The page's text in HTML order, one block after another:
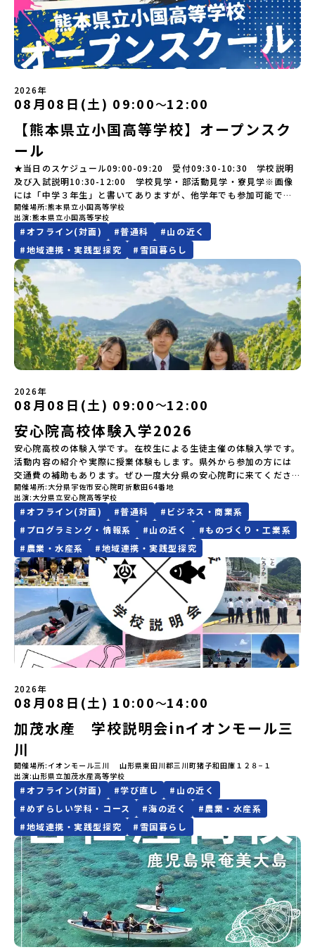
開始日の前日：40％・プログラム開始日当日：50％・ご連絡無しで
の不参加またはプログラム開始後の解除：100％・催行中止について
天候などの状況等によって開催を見合わせる可能性があります。そ
の場合は原則、開催日1週間前までにご連絡いたします。又、最少催
行人数に達しなかった場合は、開催日3週間前までに催行中止の旨を
メールにてご連絡いたします。・よくあるご質問その他、よくある
ご質問についてはこちらをご確認ください。運営団体について＜プ
ログラム主催：一般財団法人地域・教育魅力化プラットフォーム＞
「意志ある若者にあふれる持続可能な地域・社会をつくる」という
ビジョンを掲げ、2017年3月に島根県に設立した教育事業団体で
す。日本全国約200の高校と連携しながら、中学卒業後に地域の枠を
越えて生徒一人ひとりの夢や価値観に合った地域・学校で1〜3年間
過ごすことができるシステム「地域みらい留学」をはじめとした、
教育事業や地域活性モデルをつくり続けています。名 称：一般財
団法人地域・教育魅力化プラットフォーム設 立：2017年3月代表
者：岩本 悠所在地：〒690-0842 島根県松江市東本町二丁目25-6
みらいBASE2階 その他所在地公式HP：http://c-platform.or.jp/
お問い合わせ先担当：小川・小原E-mail：info@miratabi.jp「お
ためし地域留学体験」のプログラム開催情報を公式LINEにて配信
中！ぜひご登録ください♪地域みらい留学公式LINE
けど大丈夫？」「どんな体験ができるの？」そんな保護者様の不安
や、中学生のみなさんの素朴な疑問にスタッフが直接お答えしま
す。チャットでの質問も可能ですので、ぜひご自宅からリラックス
してご参加ください。▼お申し込み前に必ずご確認ください・参加
規約への同意プログラムへの参加申し込みいただく前に、「お申し
い。・抽選による参加者決定についてお申込みいただいた方の中か
ら抽選の上、締め切り日から1週間を目途に、お申し込み時に記入い
ただいたメールアドレス宛に「当選／落選メール」をお送りいたし
ます。当選者は、メールに記載された「当選確認フォーム」に３日
ていただきます。当選確認フォームの期日までにご回答いただけな
い場合は、当選を取り消しとさせていただきます。当選取り消しが
あった場合は、繰り上げ当選者へご連絡させていただきます。登録
メールアドレスの変更をご希望の場合は下記の地域みらい留学公式
LINEよりご連絡をお願いします。※受信制限設定をしていると、通
知メールをお受け取りいただけません。その場合は、
「@miratabi.jp」からのメールを受信できるよう設定をお願いいた
します。※結果に関する個別のお問合せにはお答えしておりません
ので、ご了承ください。・お申し込みについてお申込はお一人様1回
限りです。PC・スマートフォンからお申込ください。申込後の内容
変更はできません。お申込時は、メールアドレスの入力間違いにご
注意ください。・宿泊について１室に複数(同性2～4名程度)で宿泊
いただく予定です。・食事アレルギー対応について個別の詳細なア
レルギー対応希望にはお応えしかねる場合がございます。対応が必
要な場合は必ず事前にご相談ください。・参加取消や急遽参加でき
なくなった場合について参加決定後の参加お取り消しはご遠慮下さ
い。やむを得ないお取り消しの場合はお早めに事務局までご連絡く
合、以下のルールに沿って対応させていただきます。ご了承くださ
い。プログラム開催日の前日＜7月27日＞から、【キャンセルのご連
絡日：お支払いいただく旅行代金】・21日目にあたる日以前：無
料・20日目-8日目：20％・7日目-2日目：30％・プログラム開始日
の前日：40％・プログラム開始日当日：50％・ご連絡無しでの不参
加またはプログラム開始後の解除：100％・催行中止について天候な
どの状況等によって開催を見合わせる可能性があります。その場合
は原則、開催日1週間前までにご連絡いたします。又、最少催行人数
に達しなかった場合は、開催日3週間前までに催行中止の旨をメール
にてご連絡いたします。・よくあるご質問その他、よくあるご質問
についてはこちらをご確認ください。運営団体について＜プログラ
ム主催：一般財団法人地域・教育魅力化プラットフォーム＞「意志
ある若者にあふれる持続可能な地域・社会をつくる」というビジョ
ンを掲げ、2017年3月に島根県に設立した教育事業団体です。日本
全国約200の高校と連携しながら、中学卒業後に地域の枠を越えて生
徒一人ひとりの夢や価値観に合った地域・学校で1〜3年間過ごすこ
とができるシステム「地域みらい留学」をはじめとした、教育事業
や地域活性モデルをつくり続けています。名 称：一般財団法人地
域・教育魅力化プラットフォーム設 立：2017年3月代表者：岩本
悠所在地：〒690-0842 島根県松江市東本町二丁目25-6 みらい
BASE2階 その他所在地公式HP：http://c-platform.or.jp/お問い
地域留学体験」のプログラム開催情報を公式LINEにて配信中！ぜひ
ご登録ください♪地域みらい留学公式LINE
にあたり、保護者様が特に気になる「安全面」や「事務局のサポー
ト体制」についても詳しく解説しています。ぜひ、ご自宅からお気
軽にご視聴ください。🎬 [アーカイブ動画を視聴する]YouTube：
https://youtu.be/Yt8nd04aNgA?si=e5erbspvwz5O8_uF
【STEP 2】出水市・出水工業高校プログラム説明会〜「出水市・出
水工業高校」の内容を具体的に深掘りしたい方へ〜全体説明を聞い
たうえで、「出水市では具体的に何をするの？」「どんな町な
の？」という疑問にお答えする説明会です。出水市ならではの豊か
な文化や、2泊3日のプログラムの中身をたっぷりとお伝えします。
日 時： 6月9日日(水)19:00-19:45内 容： 出水市ってどんなとこ
ろ？プログラム詳細解説、質疑応答お申し込み：https://c-
mirai.jp/events/091247お気軽にどうぞ！「はじめての一人旅だ
けど大丈夫？」「どんな体験ができるの？」そんな保護者様の不安
や、中学生のみなさんの素朴な疑問にスタッフが直接お答えしま
す。チャットでの質問も可能ですので、ぜひご自宅からリラックス
してご参加ください。▼お申し込み前に必ずご確認ください・参加
規約への同意プログラムへの参加申し込みいただく前に、「お申し
込みに関する各規約」への同意が必須となります。ご確認くださ
い。・抽選による参加者決定についてお申込みいただいた方の中か
ら抽選の上、締め切り日から1週間を目途に、お申し込み時に記入い
ただいたメールアドレス宛に「当選／落選メール」をお送りいたし
ます。当選者は、メールに記載された「当選確認フォーム」に3日以
内に回答いただき、確認フォームの提出をもって参加確定とさせて
いただきます。当選確認フォームの期日までにご回答いただけない
場合は、当選を取り消しとさせていただきます。当選取り消しがあ
った場合は、繰り上げ当選者へご連絡させていただきます。登録メ
ールアドレスの変更をご希望の場合は下記の地域みらい留学公式
LINEよりご連絡をお願いします。※受信制限設定をしていると、通
「@miratabi.jp」からのメールを受信できるよう設定をお願いいた
します。※結果に関する個別のお問合せにはお答えしておりません
限りです。PC・スマートフォンからお申込ください。申込後の内容
変更はできません。お申込時は、メールアドレスの入力間違いにご
注意ください。・宿泊について１室に複数(同性2～4名程度)で宿泊
いただく予定です。・食事アレルギー対応について個別の詳細なア
レルギー対応希望にはお応えしかねる場合がございます。対応が必
要な場合は必ず事前にご相談ください。・参加取消や急遽参加でき
なくなった場合について参加決定後の参加お取り消しはご遠慮下さ
い。やむを得ないお取り消しの場合はお早めに事務局までご連絡く
ださい。・キャンセルポリシーやむを得ない参加お取り消しの場
合、以下のルールに沿って対応させていただきます。ご了承くださ
い。プログラム開催日の前日＜8月2日＞から、【キャンセルのご連
絡日：お支払いいただく旅行代金】・21日目にあたる日以前：無
料・20日目-8日目：20％・7日目-2日目：30％・プログラム開始日
の前日：40％・プログラム開始日当日：50％・ご連絡無しでの不参
加またはプログラム開始後の解除：100％・催行中止について天候な
どの状況等によって開催を見合わせる可能性があります。その場合
は原則、開催日1週間前までにご連絡いたします。又、最少催行人数
に達しなかった場合は、開催日3週間前までに催行中止の旨をメール
についてはこちらをご確認ください。運営団体について＜プログラ
ム主催：一般財団法人地域・教育魅力化プラットフォーム＞「意志
ある若者にあふれる持続可能な地域・社会をつくる」というビジョ
ンを掲げ、2017年3月に島根県に設立した教育事業団体です。日本
全国約200の高校と連携しながら、中学卒業後に地域の枠を越えて生
徒一人ひとりの夢や価値観に合った地域・学校で1〜3年間過ごすこ
とができるシステム「地域みらい留学」をはじめとした、教育事業
や地域活性モデルをつくり続けています。名 称：一般財団法人地
域・教育魅力化プラットフォーム設 立：2017年3月代表者：岩本
悠所在地：〒690-0842 島根県松江市東本町二丁目25-6 みらい
BASE2階公式HP：http://c-platform.or.jp/お問い合わせ先担
当：小川・小原E-mail：info@miratabi.jp「おためし地域留学体
験」のプログラム開催情報を公式LINEにて配信中！ぜひご登録くだ
さい♪地域みらい留学公式LINE
を使いながら、まちの魅力を一緒に探究してみませんか？地域と一
体になり「開拓者精神」を育む！「平舘（たいらだて）高校」と
は？今回のプログラムを一緒に過ごしてくれる高校生は「平舘（た
いらだて）高校」の生徒たち。この高校の特徴は「地域と一体にな
った探究教育」と「自分で考えて動くチカラを大切にしている」こ
自身が「探究プロジェクト」を企画し取り組むユニークな高校で
す。机の上で勉強するだけではない、実践的な探究やフィールドワ
ークを楽しむことができます。今回は、そんなエネルギッシュに活
躍する高校生と一緒に交流したり対話をしながら、町の文化・料理
を楽しみ、高校での活動のイメージをもつことができる絶好の機
会！この地域でしか味わえない豊かな体験をぜひ楽しんでください
🎵体験のおすすめポイント体験プログラム内容（予定）＜1日目＞
（PM）「オリエンテーション」「地熱染色・発電所見学」 -八幡
平市の自然を知る -地球のチカラを使ったアートづくり「ペンショ
ンで夕食」「1日目の振り返り」「星空観察」※希望者＜2日目＞
（AM）「平舘（たいらだて）高校見学」 -高校生活をイメージし
よう「郷土料理・BBQ」 -高校生・地元の方と交流を深める
（PM）「“八幡平市”体感ワークショップ」 -あけびづるで表札づく
り -学校周辺散策「ペンションで夕食」「2日目の振り返り」 -みん
なで振り返り対話＜3日目＞（AM）「大更駅複合施設の見学」「振
り返りワークショップ」 -個人での振り返り -グループでの振り
返り「お土産・昼食」（PM） 解散 ※天候の状況や参加人数によっ
てプログラムを変更する場合がございます。参加概要【開催場所】
岩手県八幡平市【実施日程】8月3日（月）〜8月5日（水）※参加が
確定した方には7月9日(木) 18:30～20：00に 「参加者向け事前オ
ンラインセッション」をご案内する予定です。【集合場所・時間】
14:30 解散【対象】中学2年生、中学3年生【宿泊先】ペンションき
らく※1室に複数(同性2～4名程度)で宿泊いただく予定です。【旅行
代金】無料※旅行代金に含まれる費用のうち、以下の内容が無料と
なります：・宿泊費（2泊分）・プログラム内のアクティビティ・体
験費用・一部の食事代*以下の費用は参加者のご負担となります・集
合場所までの往復交通費・お土産代や自由時間の個人飲食費などの
個人的費用【募集人数】最大10名（お申し込み多数の場合は抽選の
上決定）【参加者決定】お申し込み多数の場合は、締め切り後1週間
を目途に当落結果をご連絡いたします。【申し込み締切】6月8日
(月)12：00 から 6月22日(月) 12：00まで疑問も不安もワクワクに
変える！「おためし地域留学」ステップアップ説明会プログラムの
内容を詳しく知りたい方や、お申し込みを迷われている方向けに
Zoomでのオンライン配信を行います。知りたい情報のレベルに合
わせて、以下の2つのステップをご活用ください。【STEP 1】全体
オンライン説明会（アーカイブ動画を公開中！）〜まずは「おため
し地域留学」を知りたい方へ〜日本全国20以上の地域から選んで参
加できる「おためし地域留学」の全体像や魅力について、説明会を
開催しました。中学生一人での参加にあたり、保護者様が特に気に
なる「安全面」や「事務局のサポート体制」についても詳しく解説
しています。ぜひ、ご自宅からお気軽にご視聴ください。🎬 [アーカ
イブ動画を視聴する]YouTube：
https://youtu.be/Yt8nd04aNgA?si=e5erbspvwz5O8_uF
【STEP 2】プログラム説明会〜「八幡平市」の内容をもっと知りし
たい方へ〜全体説明を聞いたうえで、「プログラムで何をする
の？」「どんなまちなの？」という疑問にお答えする詳細配信で
す。2泊3日のプログラムの中身をお伝えします。日時：6月10日(水)
19：00〜20：00内容：どんなところ？プログラム詳細解説、質疑
応答紹介地域：鹿児島県出水市・出水工業高校/北海道標津町/岩手
県八幡平市/愛媛県鬼北町＊4つの地域のプログラムを1時間でぎゅっ
とお届けします。お申し込み：https://c-
mirai.jp/events/064069お気軽にどうぞ！「はじめての一人旅だ
けど大丈夫？」「どんな体験ができるの？」そんな保護者様の不安
や、中学生のみなさんの素朴な疑問にスタッフが直接お答えしま
す。チャットでの質問も可能ですので、ぜひご自宅からリラックス
してご参加ください。▼お申し込み前に必ずご確認ください・参加
規約への同意プログラムへの参加申し込みいただく前に、「お申し
込みに関する各規約」への同意が必須となります。ご確認くださ
い。・抽選による参加者決定についてお申込みいただいた方の中か
ら抽選の上、締め切り日から1週間を目途に、お申し込み時に記入い
ただいたメールアドレス宛に「当選／落選メール」をお送りいたし
ます。当選者は、メールに記載された「当選確認フォーム」に３日
以内に回答いただき、確認フォームの提出をもって参加確定とさせ
----＜体験費・宿泊費が無料！＞一万年前から続く自然と人の暮らし
が今も残る町！広大な自然と生き物とともに生きる豊かさに触れ、
まちの暮らしを一緒に体験してみませんか？「地元以外の地域の暮
らしが気になる。いつか留学してみたい！」「大自然と生き物が好
き！興味がある！」「自分の進学や将来の可能性をもっとひらきた
い！」そんな中学生のみなさんにおすすめ！「おためし地域留学体
験」は、日本全国約200の高校と連携し、地域の枠を超えて学校生活
を送る「地域みらい留学」をプチ体験できるプログラムです。はじ
めてのひとり旅でも安心！現地でもスタッフがしっかりとサポート
いたします。今回のフィールドは「北海道 標津町（しべつちょ
う）」北海道の東に位置する標津町（しべつちょう）は人口 約
4,600人の町。東の水平線の奥に見えるのは北方領土の国後島（くな
しりとう）、西には世界遺産に認定されている秘境・知床半島（し
れとこはんとう）、鶴や白鳥など珍しい野鳥の宝庫である野付半島
（のつけはんとう）をながめることができ、ミルクの里の牧草地が
広がる牛の酪農（らくのう）もさかんで、海と緑と川の自然と生き
物が豊かな町です！標津町はさらに「鮭（さけ）の聖地」としても
有名。江戸時代には将軍家にも贈られたほどで、今では「日本遺
産」に登録されています。一万年前から続く伝統的な「鮭」の産業
とともに人々の豊かな暮らしがあります。一万年前の縄文時代か
ら、人々の間で大切に守り受け継がれ、厳しい大自然と向き合い、
山・海・川がもたらす恵みに深く感謝しながら生きていく姿勢は今
も息づく「命の循環」です。日本遺産にも認定されている「サケ」
の伝統産業や、雄大な知床の裾野で命を育む酪農の歴史など、自然
の営みの一部として共生してきた風土が存在します。標津高校で
は、地域と連携して「食」を考える「フードデザイン」の授業がお
すすめの一つです。生徒たちが地元の素材を活かしたメニュー開発
を行い、町内の学校給食に「標高給食DAY」としてオリジナル給食
ける活動を行っています。今回のプログラムでは、この取り組みを
行う高校生たちと一緒に夕食づくりを体験。地域の食文化と向き合
は、きっと「未来へのヒント」が見つかるきっかけになります。そ
んな他にはないスペシャルな魅力がギュッと詰まった北海道標津町
でアクティビティをしたり、五感で感じるフィールドワークをしな
がら「雄大な自然と生き物」「伝統的な産業と人々の暮らし」の魅
力に触れ一緒に探求しませんか？体験のおすすめポイント体験プロ
グラム内容（予定）＜１日目＞（PM）「オリエンテーション・自己
紹介ワーク」「サーモン科学館見学」 -「鮭の聖地・しべつ」の歴
史や成り立ちを知る「夕食」 -高校生も一緒にみんなで夕食「1日
目の振り返り会」＜2日目＞（AM）「 ポー川史跡公園散策または渓
流釣り体験」 -1万年前の縄文文化に触れる -渓流釣りで自然を満
喫（PM）「地引網体験」 -地元の方との交流「自由時間：海の公
園で高校生とあそぶ！かたる！」 -高校生との交流「みんなで
BBQ・花火大会」 -さらにまちの人たちと交流＜3日目＞（AM）
「3日間の振り返りワーク」 -みんなで振り返り対話（PM） 13：
00 解散 (中標津空港 13：30頃到着)※14：50 中標津空港発 (羽田
空港16：45着)便を利用する想定※天候の状況や参加人数によってプ
ログラムを変更する場合がございます。参加概要【開催場所】北海
道標津町【実施日程】8月4日（火）〜 8月6日（木）※参加が確定し
イン研修」をご案内する予定です。必ず参加をお願いします。【集合
場所・時間】中標津空港 8月4日(火) 14：30 集合【解散場所・時
間】中標津空港 8月6日(木) 13：30 解散【対象】中学2年生、中学3
年生【宿泊先】民宿 船長の家※1室に複数(同性2～4名程度)で宿泊
いただく予定です。【旅行代金】無料※旅行代金に含まれる費用の
うち、以下の内容が無料となります：・宿泊費（2泊分）・プログラ
ム内のアクティビティ・体験費用・一部の食事代*以下の費用は参加
者のご負担となります・集合場所までの往復交通費・お土産代や自
由時間の個人飲食費などの個人的費用【募集人数】最大10名（お申
し込み多数の場合は抽選の上決定）【参加者決定】お申し込み多数
の場合は、締め切り後1週間を目途に当落結果をご連絡いたします。
【申し込み受付期間】6月8日(月)12：00 から 6月22日(月) 12：00
まで疑問も不安もワクワクに変える！「おためし地域留学」ステッ
プアップ説明会プログラムの内容を詳しく知りたい方や、お申し込
みを迷われている方向けにZoomでのオンライン配信を行います。
知りたい情報のレベルに合わせて、以下の2つのステップをご活用く
ださい。【STEP 1】全体オンライン説明会（アーカイブ動画を公開
中！）〜まずは「おためし地域留学」を知りたい方へ〜日本全国20
以上の地域から選んで参加できる「おためし地域留学」の全体像や
魅力について、説明会を開催しました。中学生一人での参加にあた
2026年
08月08日(土) 09:00〜12:00
【熊本県立小国高等学校】オープンスク
ール
★当日のスケジュール09:00-09:20 受付09:30-10:30 学校説明
及び入試説明10:30-12:00 学校見学・部活動見学・寮見学※画像
には「中学３年生」と書いてありますが、他学年でも参加可能で
す！
開催場所 熊本県立小国高等学校
出演 熊本県立小国高等学校
#オフライン(対面) #普通科 #山の近く
#地域連携・実践型探究 #雪国暮らし
2026年
08月08日(土) 09:00〜12:00
安心院高校体験入学2026
安心院高校の体験入学です。在校生による生徒主催の体験入学です。
活動内容の紹介や実際に授業体験もします。県外から参加の方には
交通費の補助もあります。ぜひ一度大分県の安心院町に来てくださ
い！！
開催場所 大分県宇佐市安心院町折敷田64番地
出演 大分県立安心院高等学校
#オフライン(対面) #普通科 # ビジネス・商業系
# プログラミング・情報系 #山の近く #ものづくり・工業系
# 農業・水産系 #地域連携・実践型探究
2026年
08月08日(土) 10:00〜14:00
加茂水産 学校説明会inイオンモール三
川
開催場所 イオンモール三川 山形県東田川郡三川町猪子和田庫１２８−１
出演 山形県立加茂水産高等学校
#オフライン(対面) #学び直し # 山の近く
#めずらしい学科・コース #海の近く #農業・水産系
#地域連携・実践型探究 #雪国暮らし